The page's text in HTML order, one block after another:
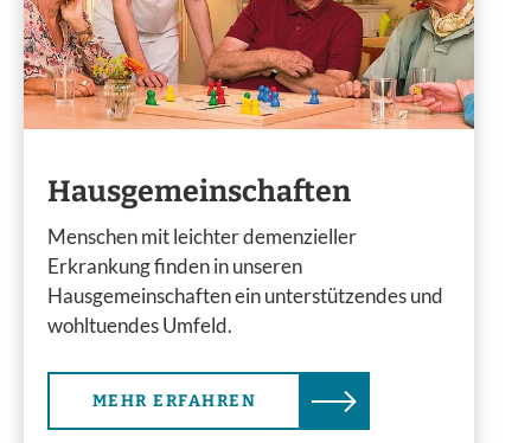
Hausgemeinschaften
Menschen mit leichter demenzieller
Erkrankung finden in unseren
Hausgemeinschaften ein unterstützendes und
wohltuendes Umfeld.
MEHR ERFAHREN